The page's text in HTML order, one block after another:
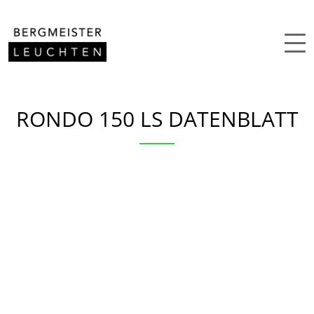
RONDO 150 LS DATENBLATT